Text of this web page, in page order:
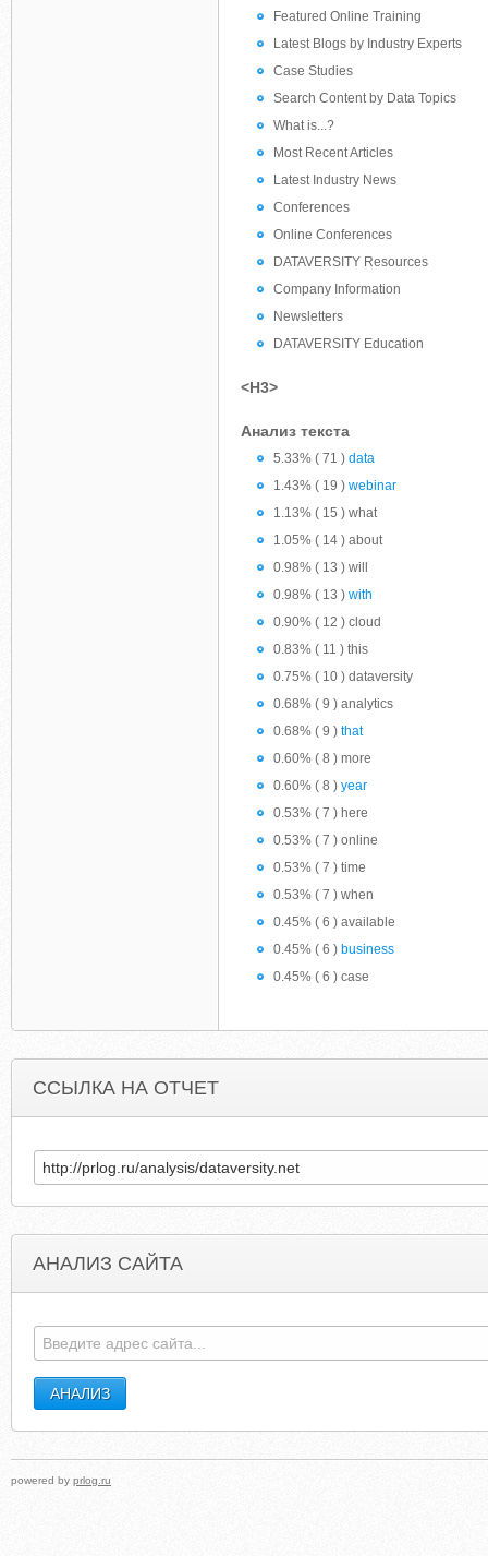
Featured Online Training
Latest Blogs by Industry Experts
Case Studies
Search Content by Data Topics
What is...?
Most Recent Articles
Latest Industry News
Conferences
Online Conferences
DATAVERSITY Resources
Company Information
Newsletters
DATAVERSITY Education
<H3>
Анализ текста
5.33% ( 71 ) data
1.43% ( 19 ) webinar
1.13% ( 15 ) what
1.05% ( 14 ) about
0.98% ( 13 ) will
0.98% ( 13 ) with
0.90% ( 12 ) cloud
0.83% ( 11 ) this
0.75% ( 10 ) dataversity
0.68% ( 9 ) analytics
0.68% ( 9 ) that
0.60% ( 8 ) more
0.60% ( 8 ) year
0.53% ( 7 ) here
0.53% ( 7 ) online
0.53% ( 7 ) time
0.53% ( 7 ) when
0.45% ( 6 ) available
0.45% ( 6 ) business
0.45% ( 6 ) case
ССЫЛКА НА ОТЧЕТ
АНАЛИЗ САЙТА
powered by prlog.ru